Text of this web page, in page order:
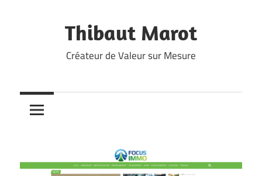
Thibaut Marot
Créateur de Valeur sur Mesure